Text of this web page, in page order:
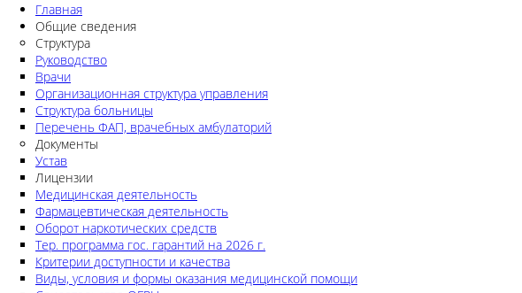
Главная
Общие сведения
Структура
Руководство
Врачи
Организационная структура управления
Структура больницы
Перечень ФАП, врачебных амбулаторий
Документы
Устав
Лицензии
Медицинская деятельность
Фармацевтическая деятельность
Оборот наркотических средств
Тер. программа гос. гарантий на 2026 г.
Критерии доступности и качества
Виды, условия и формы оказания медицинской помощи